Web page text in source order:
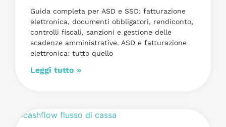
Guida completa per ASD e SSD: fatturazione
elettronica, documenti obbligatori, rendiconto,
controlli fiscali, sanzioni e gestione delle
scadenze amministrative. ASD e fatturazione
elettronica: tutto quello
Leggi tutto »